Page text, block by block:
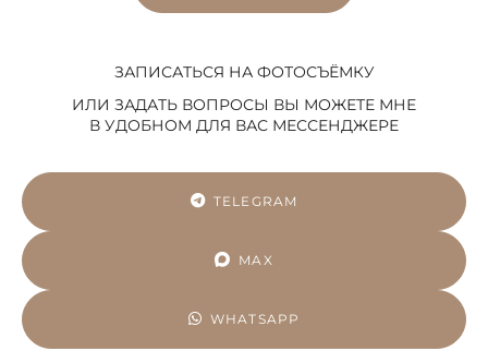
ЗАПИСАТЬСЯ НА ФОТОСЪЁМКУ
ИЛИ ЗАДАТЬ ВОПРОСЫ ВЫ МОЖЕТЕ МНЕ
В УДОБНОМ ДЛЯ ВАС МЕССЕНДЖЕРЕ
TELEGRAM
MAX
WHATSAPP